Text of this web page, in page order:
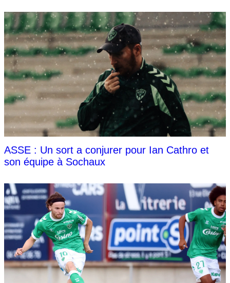
ASSE : Un sort a conjurer pour Ian Cathro et
son équipe à Sochaux